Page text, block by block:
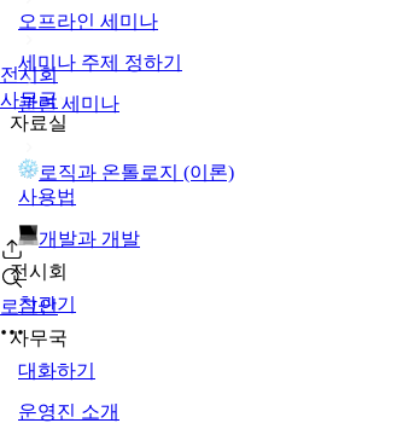
전시회
사무국
로그인
오프라인 세미나
세미나 주제 정하기
관련 세미나
자료실
로직과 온톨로지 (이론)
사용법
개발과 개발
전시회
참관기
사무국
대화하기
운영진 소개